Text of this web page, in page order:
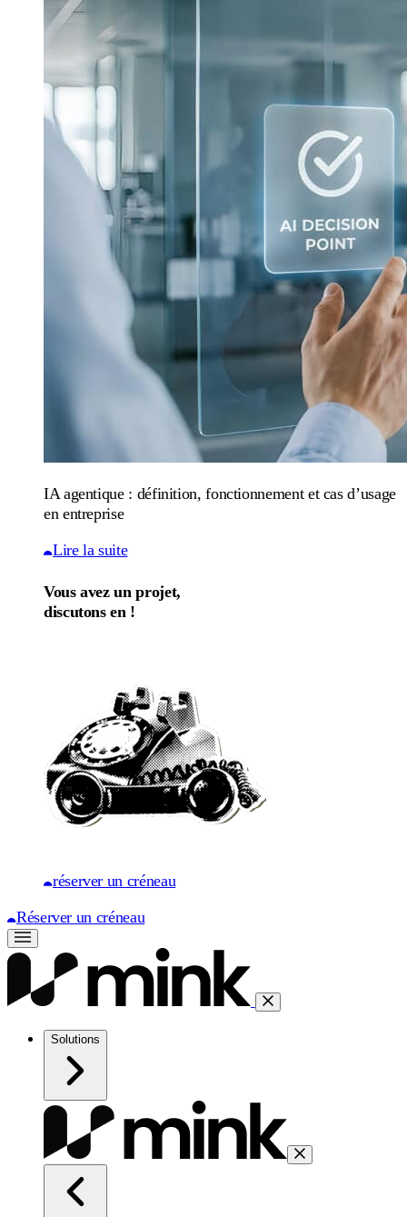
IA agentique : définition, fonctionnement et cas d’usage
en entreprise
Lire la suite
Vous avez un projet,
discutons en !
réserver un créneau
Réserver un créneau
Solutions